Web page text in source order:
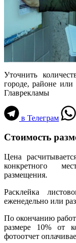
Уточнить
городе, районе
Главрекламы
в Телеграм
Стоимость
Цена
конкретного
размещения.
Расклейка
еженедельно или
По окончанию работ
размере 10% от
фотоотчет